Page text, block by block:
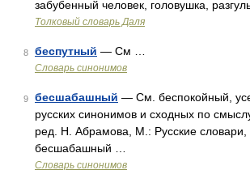
забубенный человек, головушка,
Толковый словарь Даля
8 беспутный — См …
Словарь синонимов
9 бесшабашный — См. беспокойный,
русских синонимов и сходных по
ред. Н. Абрамова, М.: Русские словари,
бесшабашный …
Словарь синонимов